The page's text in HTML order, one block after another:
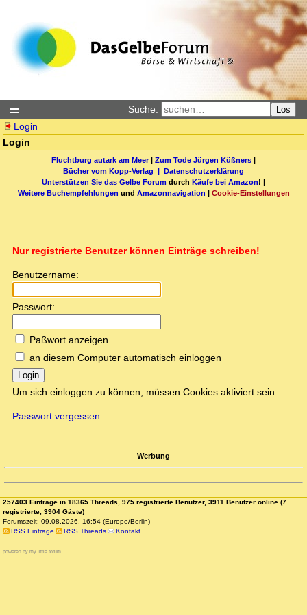
Suche: Los
Login
Login
Fluchtburg autark am Meer| Zum Tode Jürgen Küßners |
Bücher vom Kopp-Verlag | Datenschutzerklärung
Unterstützen Sie das Gelbe Forum durch Käufe bei Amazon! |
Weitere Buchempfehlungen und Amazonnavigation | Cookie-Einstellungen
Nur registrierte Benutzer können Einträge schreiben!
Benutzername:
Passwort:
Paßwort anzeigen
an diesem Computer automatisch einloggen
Login
Um sich einloggen zu können, müssen Cookies aktiviert sein.
Passwort vergessen
Werbung
257403 Einträge in 18365 Threads, 975 registrierte Benutzer, 3911 Benutzer online (7
registrierte, 3904 Gäste)
Forumszeit: 09.08.2026, 16:54 (Europe/Berlin)
RSS Einträge
RSS Threads Kontakt
powered by my little forum